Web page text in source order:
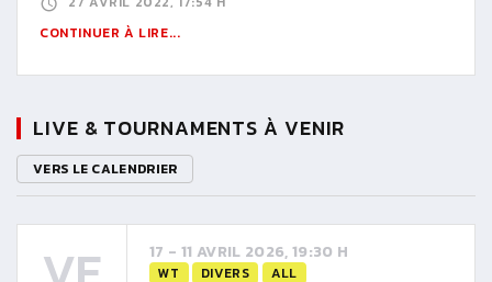
CONTINUER À LIRE...
LIVE & TOURNAMENTS À VENIR
VERS LE CALENDRIER
17 - 11 AVRIL 2026, 19:30 H
WT DIVERS ALL